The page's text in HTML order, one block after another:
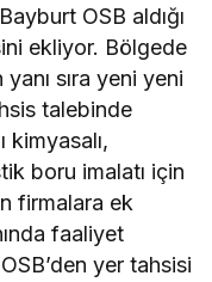
OSB aldığı
ekliyor. Bölgede
sıra yeni yeni
talebinde
kimyasalı,
boru imalatı için
firmalara ek
faaliyet
yer tahsisi